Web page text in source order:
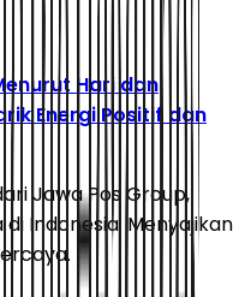
Hari dan
Energi Positif dan
Jawa Pos Group,
Indonesia. Menyajikan